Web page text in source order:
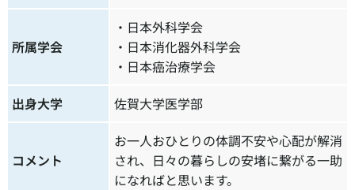
所属学会
・日本外科学会
・日本消化器外科学会
・日本癌治療学会
出身大学
佐賀大学医学部
コメント
お一人おひとりの体調不安や心配が解消
され、日々の暮らしの安堵に繋がる一助
になればと思います。